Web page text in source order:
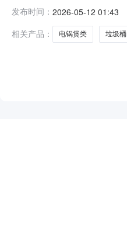
发布时间： 2026-05-12 01:43
相关产品：
电锅煲类 垃圾桶